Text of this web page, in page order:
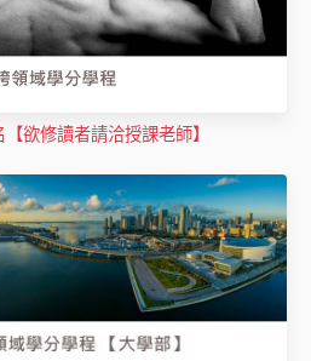
欲修讀者請洽授課老師】